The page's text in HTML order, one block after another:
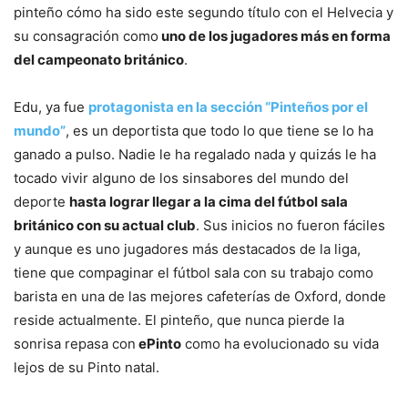
pinteño cómo ha sido este segundo título con el Helvecia y
su consagración como uno de los jugadores más en forma
del campeonato británico.
Edu, ya fue protagonista en la sección “Pinteños por el
mundo”, es un deportista que todo lo que tiene se lo ha
ganado a pulso. Nadie le ha regalado nada y quizás le ha
tocado vivir alguno de los sinsabores del mundo del
deporte hasta lograr llegar a la cima del fútbol sala
británico con su actual club. Sus inicios no fueron fáciles
y aunque es uno jugadores más destacados de la liga,
tiene que compaginar el fútbol sala con su trabajo como
barista en una de las mejores cafeterías de Oxford, donde
reside actualmente. El pinteño, que nunca pierde la
sonrisa repasa con ePinto como ha evolucionado su vida
lejos de su Pinto natal.